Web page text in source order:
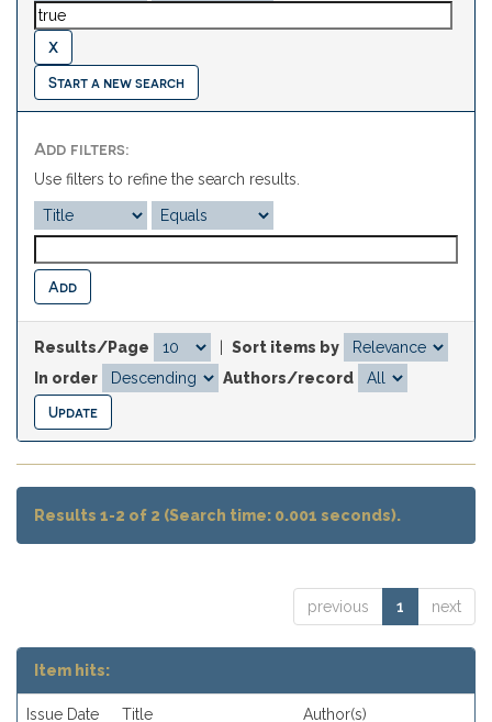
Start a new search
Add filters:
Use filters to refine the search results.
Results/Page
Sort items by
In order
Authors/record
Results 1-2 of 2 (Search time: 0.001 seconds).
previous 1 next
Item hits:
Issue Date Title Author(s)